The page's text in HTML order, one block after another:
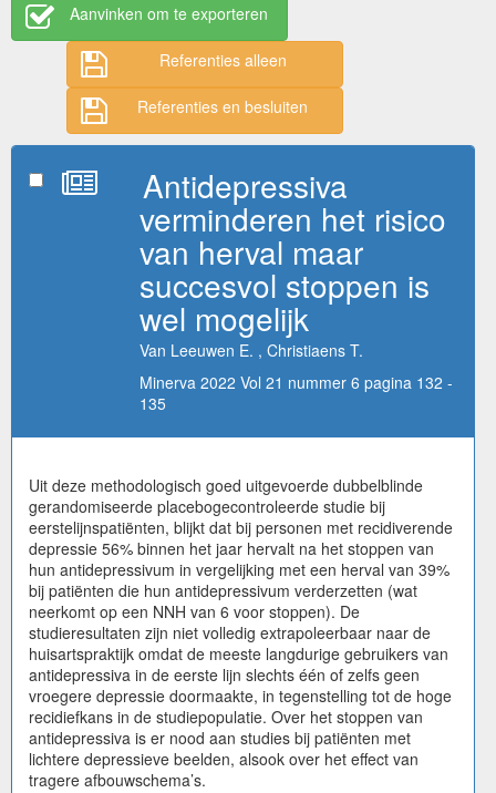
Aanvinken om te exporteren
Referenties alleen
Referenties en besluiten
Antidepressiva
verminderen het risico
van herval maar
succesvol stoppen is
wel mogelijk
Van Leeuwen E. , Christiaens T.
Minerva 2022 Vol 21 nummer 6 pagina 132 -
135
Uit deze methodologisch goed uitgevoerde dubbelblinde
gerandomiseerde placebogecontroleerde studie bij
eerstelijnspatiënten, blijkt dat bij personen met recidiverende
depressie 56% binnen het jaar hervalt na het stoppen van
hun antidepressivum in vergelijking met een herval van 39%
bij patiënten die hun antidepressivum verderzetten (wat
neerkomt op een NNH van 6 voor stoppen). De
studieresultaten zijn niet volledig extrapoleerbaar naar de
huisartspraktijk omdat de meeste langdurige gebruikers van
antidepressiva in de eerste lijn slechts één of zelfs geen
vroegere depressie doormaakte, in tegenstelling tot de hoge
recidiefkans in de studiepopulatie. Over het stoppen van
antidepressiva is er nood aan studies bij patiënten met
lichtere depressieve beelden, alsook over het effect van
tragere afbouwschema’s.